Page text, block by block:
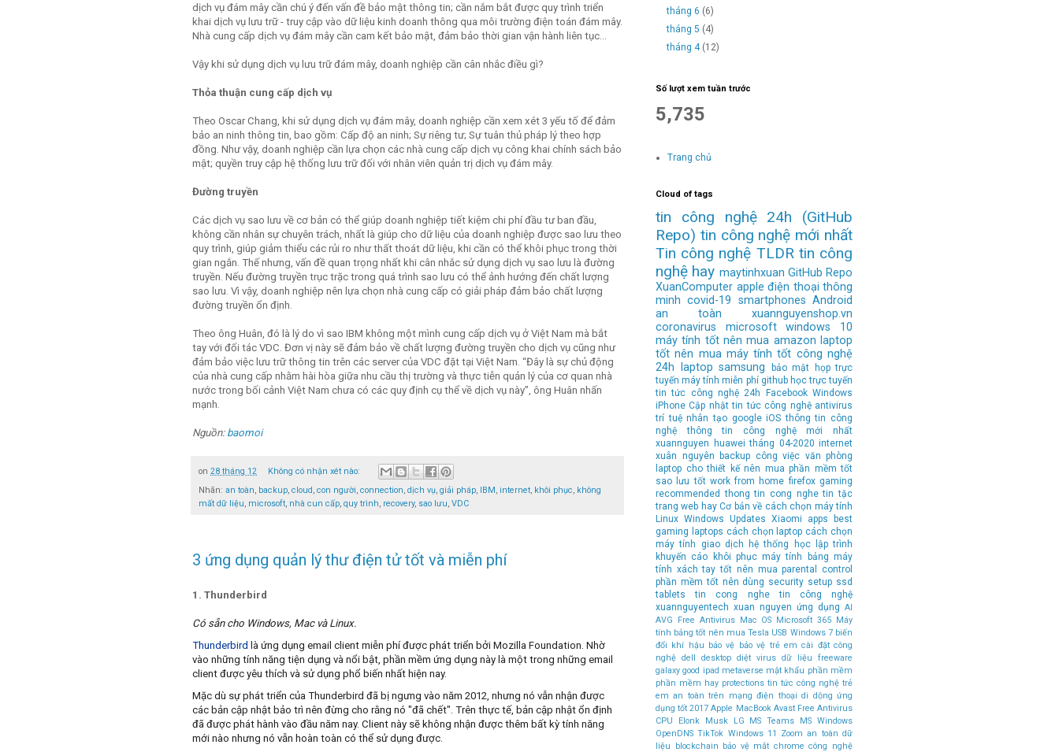
dịch vụ đám mây cần chú ý đến vấn đề bảo mật thông tin; cần nắm bắt được quy trình triển
khai dịch vụ lưu trữ - truy cập vào dữ liệu kinh doanh thông qua môi trường điện toán đám mây.
Nhà cung cấp dịch vụ đám mây cần cam kết bảo mật, đảm bảo thời gian vận hành liên tục…
Vậy khi sử dụng dịch vụ lưu trữ đám mây, doanh nghiệp cần cân nhắc điều gì?
Thỏa thuận cung cấp dịch vụ
Theo Oscar Chang, khi sử dụng dịch vụ đám mây, doanh nghiệp cần xem xét 3 yếu tố để đảm
bảo an ninh thông tin, bao gồm: Cấp độ an ninh; Sự riêng tư; Sự tuân thủ pháp lý theo hợp
đồng. Như vậy, doanh nghiệp cần lựa chọn các nhà cung cấp dịch vụ công khai chính sách bảo
mật; quyền truy cập hệ thống lưu trữ đối với nhân viên quản trị dịch vụ đám mây.
Đường truyền
Các dịch vụ sao lưu về cơ bản có thể giúp doanh nghiệp tiết kiệm chi phí đầu tư ban đầu,
không cần nhân sự chuyên trách, nhất là giúp cho dữ liệu của doanh nghiệp được sao lưu theo
quy trình, giúp giảm thiểu các rủi ro như thất thoát dữ liệu, khi cần có thể khôi phục trong thời
gian ngắn. Thế nhưng, vấn đề quan trọng nhất khi cân nhắc sử dụng dịch vụ sao lưu là đường
truyền. Nếu đường truyền trục trặc trong quá trình sao lưu có thể ảnh hướng đến chất lượng
sao lưu. Vì vậy, doanh nghiệp nên lựa chọn nhà cung cấp có giải pháp đảm bảo chất lượng
đường truyền ổn định.
Theo ông Huân, đó là lý do vì sao IBM không một mình cung cấp dịch vụ ở Việt Nam mà bắt
tay với đối tác VDC. Đơn vị này sẽ đảm bảo về chất lượng đường truyền cho dịch vụ cũng như
đảm bảo việc lưu trữ thông tin trên các server của VDC đặt tại Việt Nam. “Đây là sự chủ động
của nhà cung cấp nhằm hài hòa giữa nhu cầu thị trường và thực tiễn quản lý của cơ quan nhà
nước trong bối cảnh Việt Nam chưa có các quy định cụ thể về dịch vụ này”, ông Huân nhấn
mạnh.
Nguồn: baomoi
on 28 tháng 12
Không có nhận xét nào:
Nhãn: an toàn, backup, cloud , con người, connection, dịch vụ, giải pháp, IBM , internet, khôi phục, không
mất dữ liệu, microsoft, nhà cun cấp, quy trình, recovery, sao lưu, VDC
3 ứng dụng quản lý thư điện tử tốt và miễn phí
1. Thunderbird
Có sẵn cho Windows, Mac và Linux.
Thunderbird là ứng dụng email client miễn phí được phát triển bởi Mozilla Foundation. Nhờ
vào những tính năng tiện dụng và nổi bật, phần mềm ứng dụng này là một trong những email
client được yêu thích và sử dụng phổ biến nhất hiện nay.
Mặc dù sự phát triển của Thunderbird đã bị ngưng vào năm 2012, nhưng nó vẫn nhận được
các bản cập nhật bảo trì nên đừng cho rằng nó "đã chết". Trên thực tế, bản cập nhật ổn định
đã được phát hành vào đầu năm nay. Client này sẽ không nhận được thêm bất kỳ tính năng
mới nào nhưng nó vẫn hoàn toàn có thể sử dụng được.
tháng 6 (6)
tháng 5 (4)
tháng 4 (12)
Số lượt xem tuần trước
5,735
Trang chủ
Cloud of tags
tin công nghệ 24h
(GitHub
Repo) tin công nghệ mới nhất
Tin công nghệ TLDR tin công
nghệ hay maytinhxuan GitHub Repo
XuanComputer apple điện thoại thông
minh covid-19 smartphones Android
an toàn
xuannguyenshop.vn
coronavirus
microsoft
windows 10
máy tính tốt nên mua amazon laptop
tốt nên mua máy tính tốt công nghệ
24h
laptop samsung bảo mật
họp trực
tuyến máy tính miễn phí github học trực tuyến
tin tức công nghệ 24h Facebook Windows
iPhone Cập nhật tin tức công nghệ antivirus
trí tuệ nhân tạo google iOS thông tin công
nghệ
thông tin công nghệ mới nhất
xuannguyen
huawei tháng 04-2020 internet
xuân nguyên
backup công việc văn phòng
laptop cho thiết kế nên mua phần mềm tốt
sao lưu tốt work from home firefox gaming
recommended thong tin cong nghe tin tặc
trang web hay Cơ bản về cách chọn máy tính
Linux Windows Updates Xiaomi apps
best
gaming laptops cách chọn laptop cách chọn
máy tính
giao dịch hệ thống
học lập trình
khuyến cáo
khôi phục máy tính bảng máy
tính xách tay tốt nên mua parental control
phần mềm tốt nên dùng security setup ssd
tablets
tin cong nghe
tin công nghệ
xuannguyentech xuan nguyen ứng dụng AI
AVG Free Antivirus Mac OS Microsoft 365 Máy
tính bảng tốt nên mua Tesla USB Windows 7 biến
đổi khí hậu bảo vệ bảo vệ trẻ em cài đặt công
nghệ dell desktop diệt virus dữ liệu
freeware
galaxy good ipad metaverse mật khẩu phần mềm
phần mềm hay protections tin tức công nghệ trẻ
em an toàn trên mạng điện thoại di dộng ứng
dụng tốt 2017 Apple MacBook Avast Free Antivirus
CPU
Elonk Musk LG MS Teams
MS Windows
OpenDNS TikTok Windows 11 Zoom an toàn dữ
liệu
blockchain bảo vệ mắt chrome công nghệ